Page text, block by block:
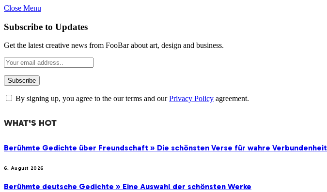
Close Menu
Subscribe to Updates
Get the latest creative news from FooBar about art, design and business.
By signing up, you agree to the our terms and ourPrivacy Policy agreement.
WHAT'S HOT
Berühmte Gedichte über Freundschaft » Die schönsten Verse für wahre Verbundenheit
6. August 2026
Berühmte deutsche Gedichte » Eine Auswahl der schönsten Werke